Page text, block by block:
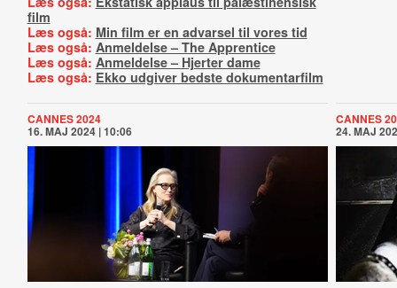
film
Læs også: Min film er en advarsel til vores tid
Læs også: Anmeldelse – The Apprentice
Læs også: Anmeldelse – Hjerter dame
Læs også: Ekko udgiver bedste dokumentarfilm
CANNES 2024
16. MAJ 2024 | 10:06
CANNES
24. MAJ